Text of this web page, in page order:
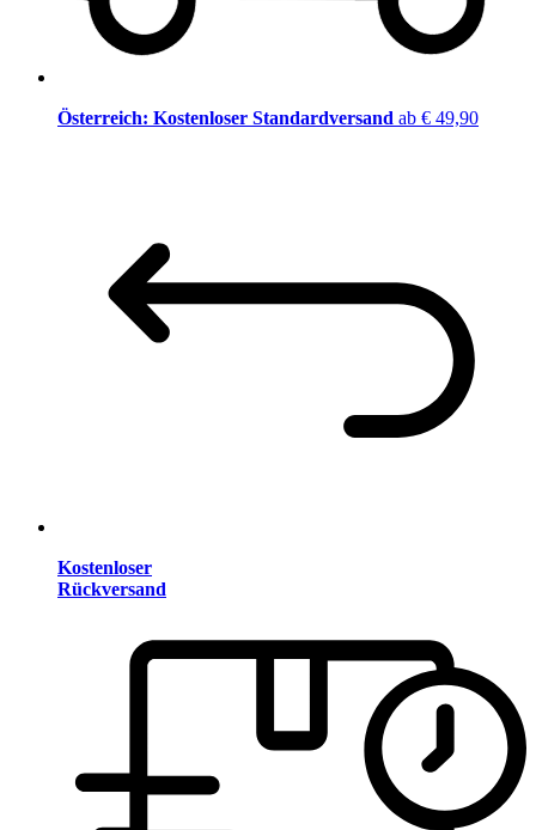
Österreich: Kostenloser Standardversand ab € 49,90
Kostenloser
Rückversand